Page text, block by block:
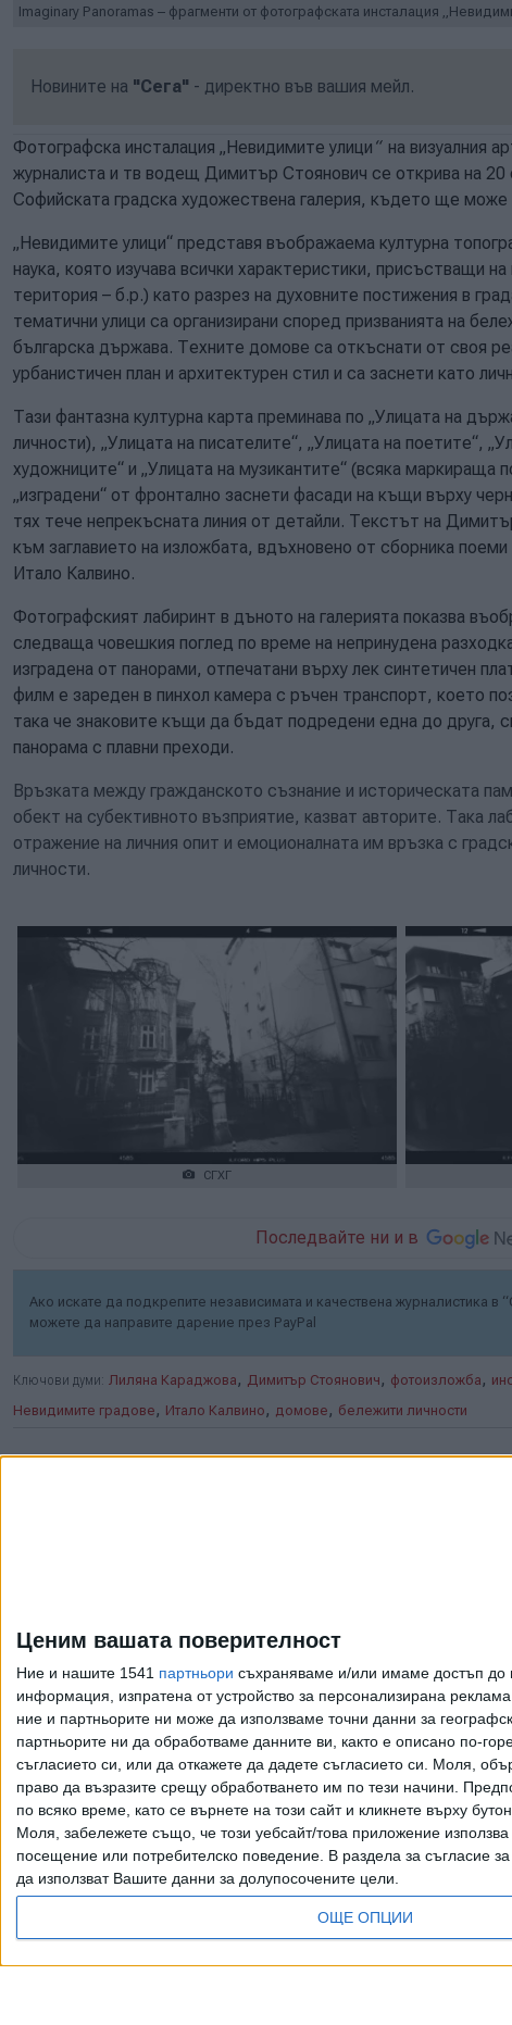
Ценим вашата поверителност
Ние и нашите 1541 партньори съхраняваме и/или имаме достъп до
информация, изпратена от устройство за персонализирана
ние и партньорите ни може да използваме точни данни за
партньорите ни да обработваме данните ви, както е описано по-
съгласието си, или да откажете да дадете съгласието си.
Моля,
право да възразите срещу обработването им по тези начини.
по всяко време, като се върнете на този сайт и кликнете върху
Моля, забележете също, че този уебсайт/това приложение
посещение или потребителско поведение. В раздела за съгласие
да използват Вашите данни за долупосочените цели.
ОЩЕ ОПЦИИ
Imaginary Panoramas – фрагменти от фотографската инсталация
Новините на "Сега" - директно във вашия мейл.
Фотографска инсталация „Невидимите улици “на визуалния
журналиста и тв водещ Димитър Стоянович се открива на 20
Софийската градска художествена галерия, където ще
„Невидимите улици“ представя въображаема културна
наука, която изучава всички характеристики, присъстващи
територия – б.р.) като разрез на духовните постижения в
тематични улици са организирани според призванията на
българска държава. Техните домове са откъснати от своя
урбанистичен план и архитектурен стил и са заснети като
Тази фантазна културна карта преминава по „Улицата на
личности), „Улицата на писателите“, „Улицата на поетите“,
художниците“ и „Улицата на музикантите“ (всяка маркираща
„изградени“ от фронтално заснети фасади на къщи върху
тях тече непрекъсната линия от детайли. Текстът на
към заглавието на изложбата, вдъхновено от сборника
Итало Калвино.
Фотографският лабиринт в дъното на галерията показва
следваща човешкия поглед по време на непринудена
изградена от панорами, отпечатани върху лек синтетичен
филм е зареден в пинхол камера с ръчен транспорт, което
така че знаковите къщи да бъдат подредени една до друга,
панорама с плавни преходи.
Връзката между гражданското съзнание и историческата
обект на субективното възприятие, казват авторите. Така
отражение на личния опит и емоционалната им връзка с
личности.
СГХГ
Последвайте ни и в
Ако искате да подкрепите независимата и качествена журналистика в
можете да направите дарение през PayPal
Ключови думи: Лиляна Караджова , Димитър Стоянович , фотоизложба ,
Невидимите градове , Итало Калвино , домове , бележити личности
острови
10 Юни 2026
„Невидимите градове“
на Итало Калвино
тъкат невидима нишка
в нова изложба
11 Февр. 2026